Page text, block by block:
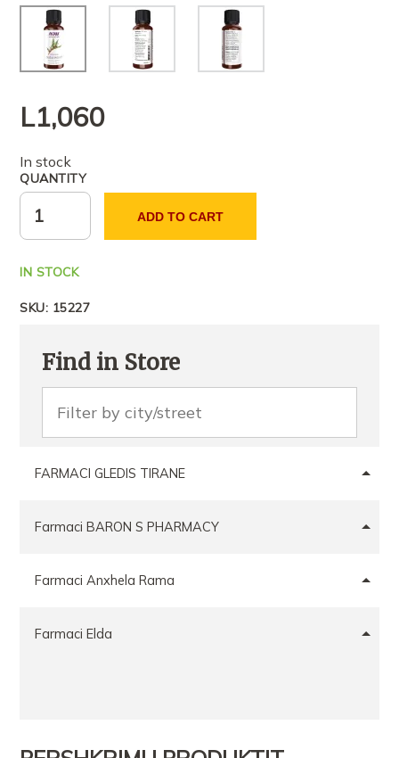
L1,060
In stock
QUANTITY
ADD TO CART
IN STOCK
SKU: 15227
Find in Store
FARMACI GLEDIS TIRANE
Farmaci BARON S PHARMACY
Farmaci Anxhela Rama
Farmaci Elda